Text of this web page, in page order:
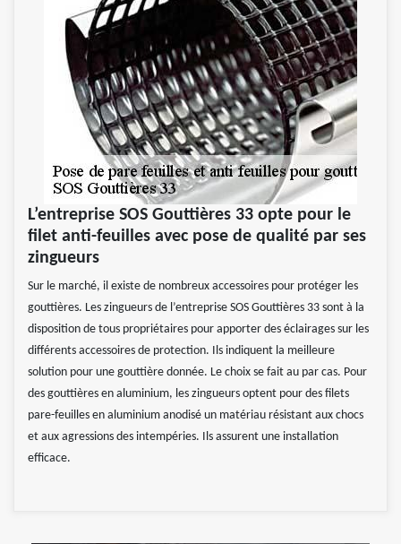
L’entreprise SOS Gouttières 33 opte pour le
filet anti-feuilles avec pose de qualité par ses
zingueurs
Sur le marché, il existe de nombreux accessoires pour protéger les
gouttières. Les zingueurs de l’entreprise SOS Gouttières 33 sont à la
disposition de tous propriétaires pour apporter des éclairages sur les
différents accessoires de protection. Ils indiquent la meilleure
solution pour une gouttière donnée. Le choix se fait au par cas. Pour
des gouttières en aluminium, les zingueurs optent pour des filets
pare-feuilles en aluminium anodisé un matériau résistant aux chocs
et aux agressions des intempéries. Ils assurent une installation
efficace.